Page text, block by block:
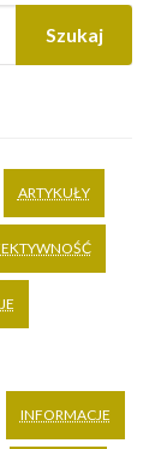
Szukaj
ARTYKUŁY
INFORMACJE